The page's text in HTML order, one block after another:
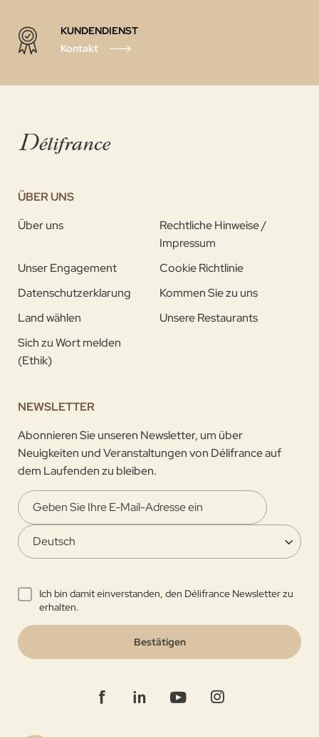
KUNDENDIENST
Kontakt
ÜBER UNS
Über uns
Rechtliche Hinweise /
Impressum
Unser Engagement
Cookie Richtlinie
Datenschutzerklarung
Kommen Sie zu uns
Land wählen
Unsere Restaurants
Sich zu Wort melden
(Ethik)
NEWSLETTER
Abonnieren Sie unseren Newsletter, um über
Neuigkeiten und Veranstaltungen von Délifrance auf
dem Laufenden zu bleiben.
Ich bin damit einverstanden, den Délifrance Newsletter zu
erhalten.
Bestätigen